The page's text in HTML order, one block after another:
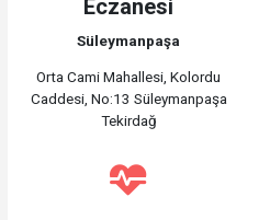
Eczanesi
Süleymanpaşa
Orta Cami Mahallesi, Kolordu
Caddesi, No:13 Süleymanpaşa
Tekirdağ